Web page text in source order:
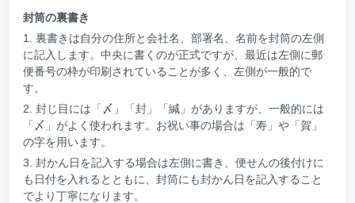
封筒の裏書き
1. 裏書きは自分の住所と会社名、部署名、名前を封筒の左側
に記入します。中央に書くのが正式ですが、最近は左側に郵
便番号の枠が印刷されていることが多く、左側が一般的で
す。
2. 封じ目には「〆」「封」「緘」がありますが、一般的には
「〆」がよく使われます。お祝い事の場合は「寿」や「賀」
の字を用います。
3. 封かん日を記入する場合は左側に書き、便せんの後付けに
も日付を入れるとともに、封筒にも封かん日を記入すること
でより丁寧になります。